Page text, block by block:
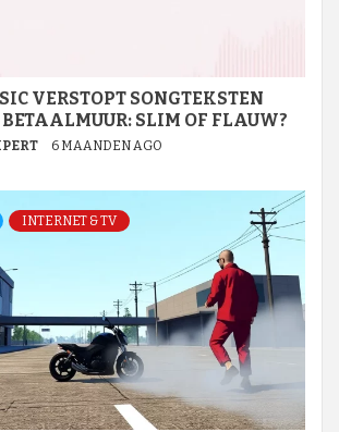
VERSTOPT SONGTEKSTEN
SLIM OF FLAUW?
6 MAANDEN AGO
INTERNET & TV